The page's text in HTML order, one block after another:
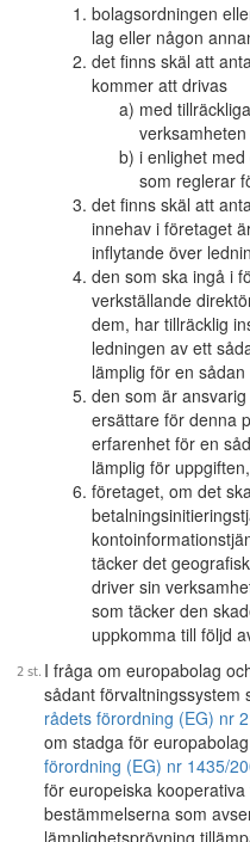
bolagsordningen
lag eller någon
det finns skäl att
kommer att drivas
med
i enlighet
som reglerar
det finns skäl att
innehav i företaget
inflytande över
den som ska ingå i
verkställande
dem, har tillräcklig
ledningen av ett
lämplig för en sådan
den som är
ersättare för denna
erfarenhet för en
lämplig för
företaget, om det
täcker det
driver sin
som täcker den
uppkomma till följd
I fråga om europabolag
sådant förvaltningssystem
rådets förordning (EG) nr
om stadga för
förordning (EG) nr 1435/
för europeiska
bestämmelserna som
lämplighetsprövning